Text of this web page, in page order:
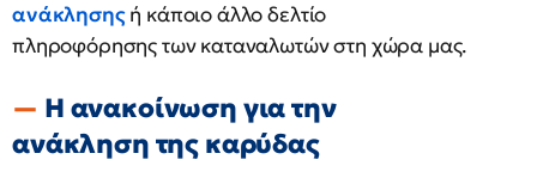
ανάκλησηςή κάποιο άλλο δελτίο
πληροφόρησης των καταναλωτών στη χώρα μας.
Η ανακοίνωση για την
ανάκληση της καρύδας